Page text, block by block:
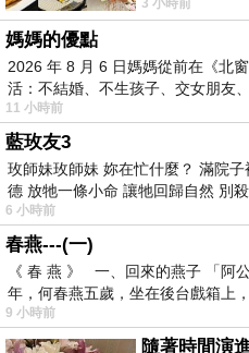
50ml
【MADONNA】
綠夏迷漾女性淡香精
內湖店，從捷
3 小時前
媽媽的優點
2026 年 8 月 6 日媽媽從前在《北
活：不結婚、不生孩子、交女朋友
湖⋯⋯，
11 小時前
藍玫友3
玫師妹玫師妹 妳在忙什麼？ 滿院
德 放牠一條小命 讓牠回歸自然 別
6 小時前
春燕---(一)
《 春 燕 》 一、回來的燕子 「阿
年，何春燕五歲，坐在後台戲箱上
9 小時前
隨著時間演